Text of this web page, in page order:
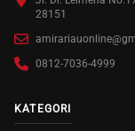
28151
0812-7036-4999
KATEGORI